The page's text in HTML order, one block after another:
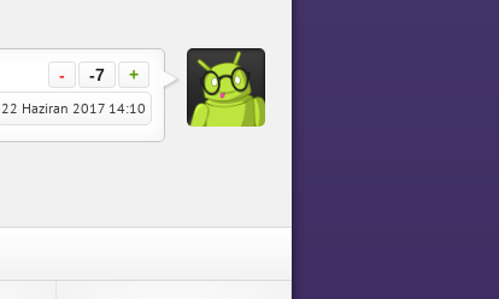
- -7 +
22 Haziran 2017 14:10